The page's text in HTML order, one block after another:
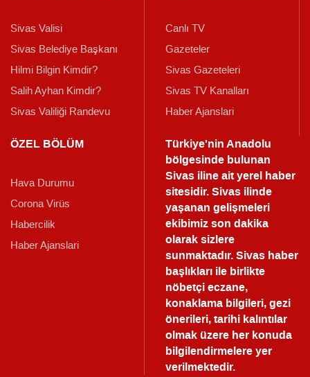
Sivas Valisi
Sivas Belediye Başkanı
Hilmi Bilgin Kimdir?
Salih Ayhan Kimdir?
Sivas Valiliği Randevu
Canlı TV
Gazeteler
Sivas Gazeteleri
Sivas TV Kanalları
Haber Ajanslari
ÖZEL BÖLÜM
Hava Durumu
Corona Virüs
Habercilik
Haber Ajanslari
Türkiye'nin Anadolu
bölgesinde bulunan
Sivas iline ait yerel haber
sitesidir. Sivas ilinde
yaşanan gelişmeleri
ekibimiz son dakika
olarak sizlere
sunmaktadır.Sivas haber
başlıkları ile birlikte
nöbetçi eczane,
konaklama bilgileri, gezi
önerileri, tarihi kalıntılar
olmak üzere her konuda
bilgilendirmelere yer
verilmektedir.